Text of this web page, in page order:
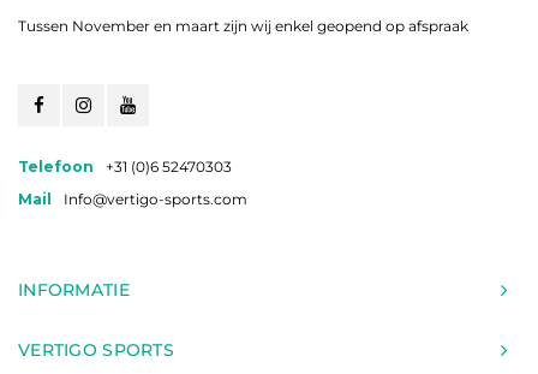
Tussen November en maart zijn wij enkel geopend op afspraak
Telefoon
+31 (0)6 52470303
Mail
Info@vertigo-sports.com
INFORMATIE
VERTIGO SPORTS